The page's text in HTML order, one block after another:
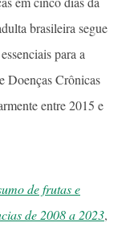
brasileira segue
para a
Doenças Crônicas
entre 2015 e
de frutas e
de 2008 a 2023,